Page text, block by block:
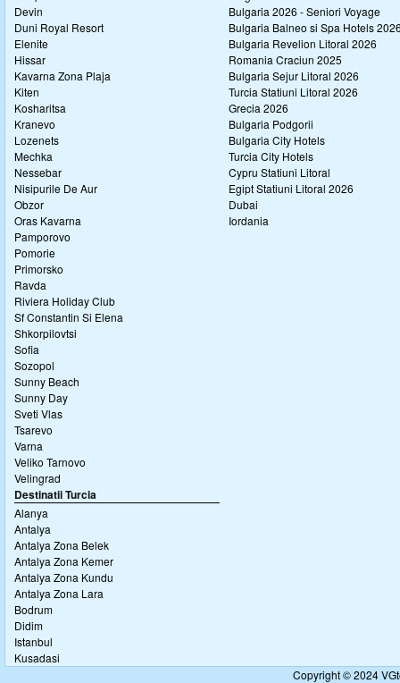
Devin
Duni Royal Resort
Elenite
Hissar
Kavarna Zona Plaja
Kiten
Kosharitsa
Kranevo
Lozenets
Mechka
Nessebar
Nisipurile De Aur
Obzor
Oras Kavarna
Pamporovo
Pomorie
Primorsko
Ravda
Riviera Holiday Club
Sf Constantin Si Elena
Shkorpilovtsi
Sofia
Sozopol
Sunny Beach
Sunny Day
Sveti Vlas
Tsarevo
Varna
Veliko Tarnovo
Velingrad
Destinatii Turcia
Alanya
Antalya
Antalya Zona Belek
Antalya Zona Kemer
Antalya Zona Kundu
Antalya Zona Lara
Bodrum
Didim
Istanbul
Kusadasi
Bulgaria 2026 - Seniori Voyage
Bulgaria Balneo si Spa Hotels
Bulgaria Revelion Litoral 2026
Romania Craciun 2025
Bulgaria Sejur Litoral 2026
Turcia Statiuni Litoral 2026
Grecia 2026
Bulgaria Podgorii
Bulgaria City Hotels
Turcia City Hotels
Cypru Statiuni Litoral
Egipt Statiuni Litoral 2026
Dubai
Iordania
Copyright © 2024